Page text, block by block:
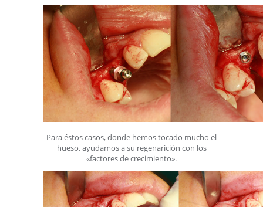
Para éstos casos, donde hemos tocado mucho el
hueso, ayudamos a su regenarición con los
«factores de crecimiento».